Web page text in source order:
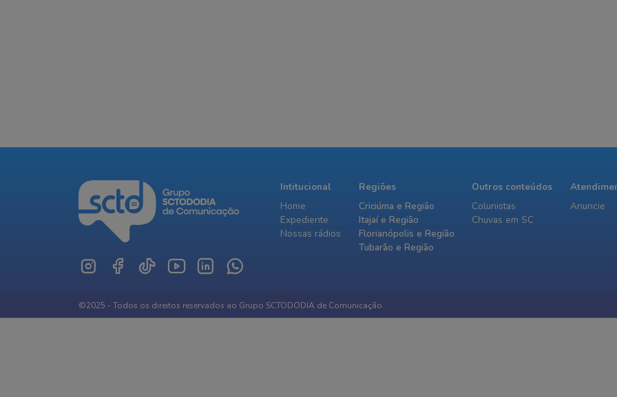
Intitucional
Home
Expediente
Nossas rádios
Regiões
Criciúma e Região
Itajaí e Região
Florianópolis e Região
Tubarão e Região
Outros conteúdos
Colunistas
Chuvas em SC
Anuncie
©2025 - Todos os direitos reservados ao Grupo SCTODODIA de Comunicação.